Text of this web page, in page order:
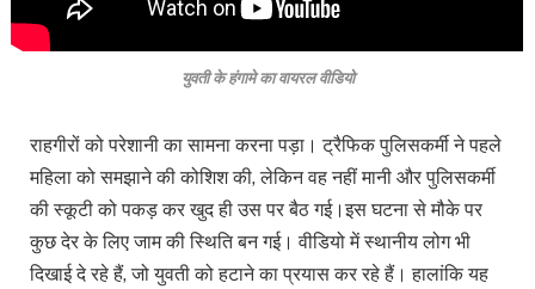
युवती के हंगामे का वायरल वीडियो
राहगीरों को परेशानी का सामना करना पड़ा। ट्रैफिक पुलिसकर्मी ने पहले
महिला को समझाने की कोशिश की, लेकिन वह नहीं मानी और पुलिसकर्मी
की स्कूटी को पकड़ कर खुद ही उस पर बैठ गई।इस घटना से मौके पर
कुछ देर के लिए जाम की स्थिति बन गई। वीडियो में स्थानीय लोग भी
दिखाई दे रहे हैं, जो युवती को हटाने का प्रयास कर रहे हैं। हालांकि यह